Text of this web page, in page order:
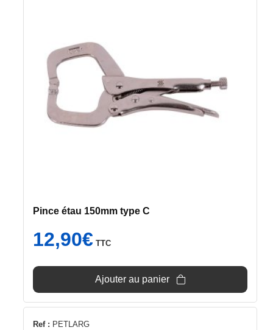
Pince étau 150mm type C
12,90€ TTC
Ajouter au panier
Ref : PETLARG